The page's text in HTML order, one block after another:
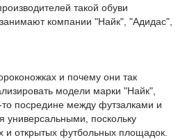
такой обуви
компании "Найк", "Адидас",
и почему они так
модели марки "Найк",
то посредине между футзалками и
универсальными, поскольку
и открытых футбольных площадок.